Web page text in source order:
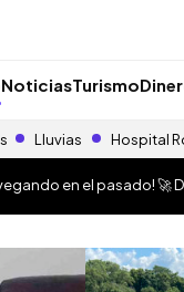
NoticiasTurismo
Lluvias Hospital
en el pasado! 🚀